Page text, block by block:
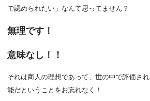
で認められたい」なんて思ってません？
無理です！
意味なし！！
それは商人の理想であって、世の中で評価さ
能だということをお忘れなく！